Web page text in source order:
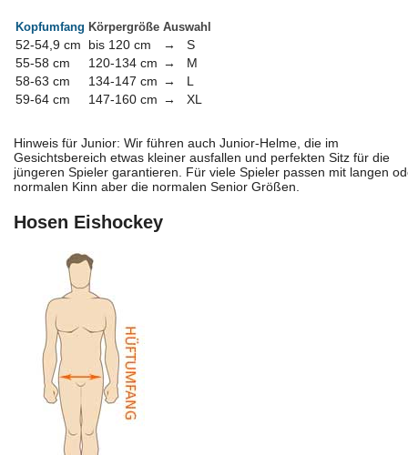
Kopfumfang Körpergröße Auswahl
52-54,9 cm bis 120 cm →
S
55-58 cm
120-134 cm →
M
58-63 cm
134-147 cm →
L
59-64 cm
147-160 cm → XL
Hinweis für Junior: Wir führen auch Junior-Helme, die im
Gesichtsbereich etwas kleiner ausfallen und perfekten Sitz für die
jüngeren Spieler garantieren. Für viele Spieler passen mit langen
normalen Kinn aber die normalen Senior Größen.
Hosen Eishockey